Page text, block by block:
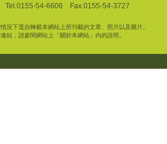
Tel.0155-54-6606 Fax.0155-54-3727
況下逕自轉載本網站上所刊載的文章、照片以及圖片。
結，請參閱網站上「關於本網站」內的說明。